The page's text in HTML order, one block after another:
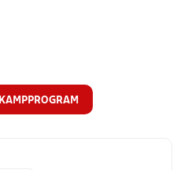
KAMPPROGRAM